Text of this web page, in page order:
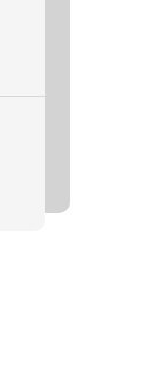
/ bouche